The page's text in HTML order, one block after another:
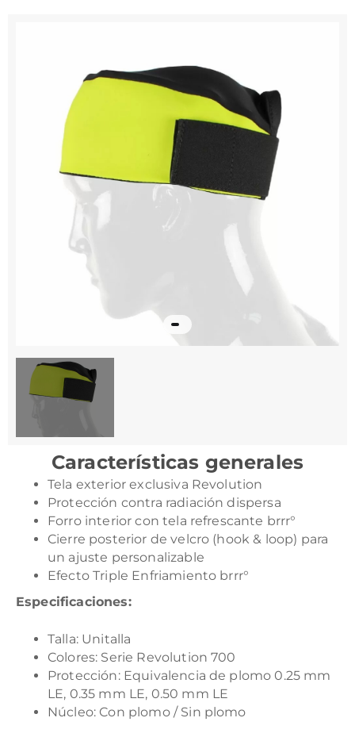
Características generales
Tela exterior exclusiva Revolution
Protección contra radiación dispersa
Forro interior con tela refrescante brrr°
Cierre posterior de velcro (hook & loop) para
un ajuste personalizable
Efecto Triple Enfriamiento brrr°
Especificaciones:
Talla: Unitalla
Colores: Serie Revolution 700
Protección: Equivalencia de plomo 0.25 mm
LE, 0.35 mm LE, 0.50 mm LE
Núcleo: Con plomo / Sin plomo